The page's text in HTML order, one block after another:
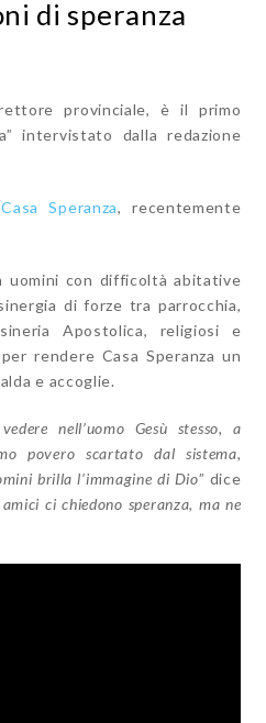
di speranza
provinciale, è il primo
intervistato dalla redazione
Casa Speranza, recentemente
con difficoltà abitative
di forze tra parrocchia,
Apostolica, religiosi e
rendere Casa Speranza un
e accoglie.
nell’uomo Gesù stesso, a
povero scartato dal sistema,
brilla l’immagine di Dio” dice
ci chiedono speranza, ma ne